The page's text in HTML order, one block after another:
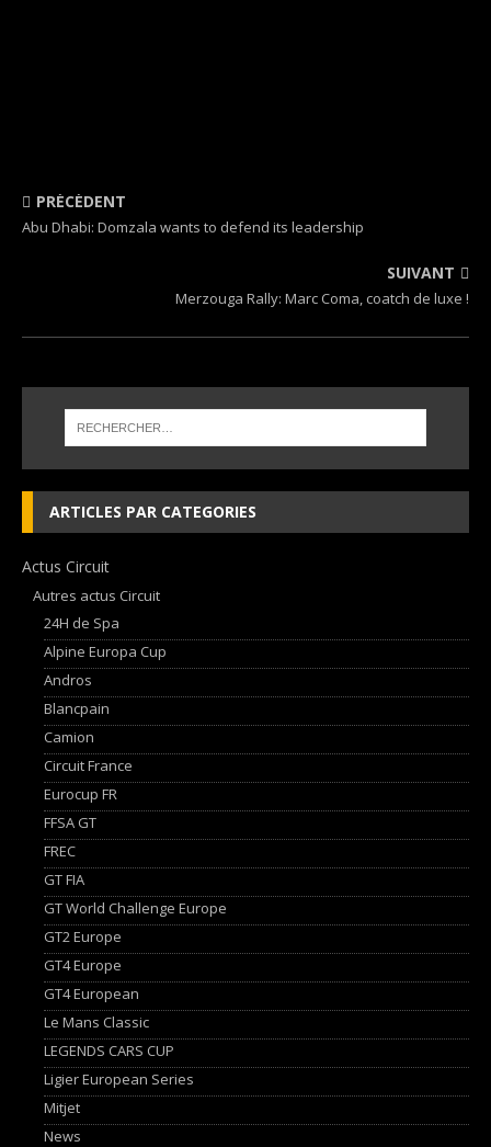
PRÉCÉDENT
Abu Dhabi: Domzala wants to defend its leadership
SUIVANT
Merzouga Rally: Marc Coma, coatch de luxe !
ARTICLES PAR CATEGORIES
Actus Circuit
Autres actus Circuit
24H de Spa
Alpine Europa Cup
Andros
Blancpain
Camion
Circuit France
Eurocup FR
FFSA GT
FREC
GT FIA
GT World Challenge Europe
GT2 Europe
GT4 Europe
GT4 European
Le Mans Classic
LEGENDS CARS CUP
Ligier European Series
Mitjet
News